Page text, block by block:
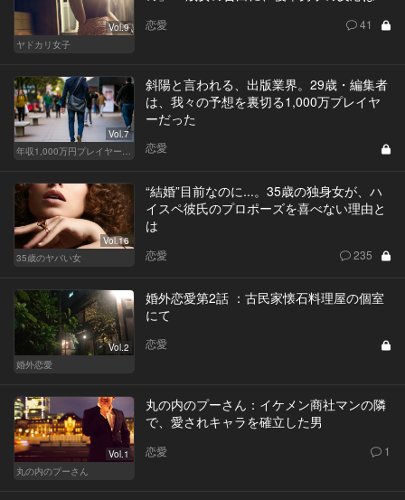
Vol.9
ヤドカリ女子
恋愛 41
Vol.7
年収1,000万円プレイヤーの家計簿
斜陽と言われる、出版業界。29歳・編集者
は、我々の予想を裏切る1,000万プレイヤ
ーだった
恋愛
Vol.16
35歳のヤバい女
“結婚”目前なのに...。35歳の独身女が、ハ
イスペ彼氏のプロポーズを喜べない理由と
は
恋愛 235
Vol.2
婚外恋愛
婚外恋愛第2話 ：古民家懐石料理屋の個室
にて
恋愛
Vol.1
丸の内のプーさん
丸の内のプーさん：イケメン商社マンの隣
で、愛されキャラを確立した男
恋愛 1